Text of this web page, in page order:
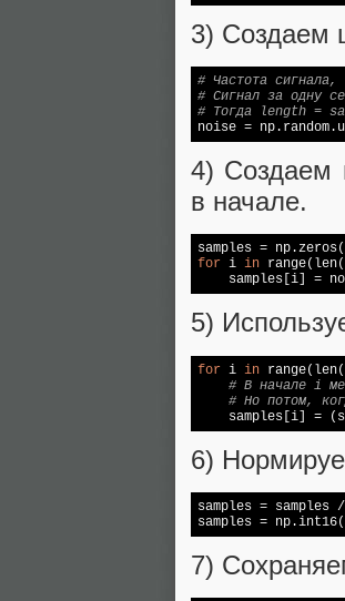
3) Создаем
# Частота
# Сигнал за одну
# Тогда length =
noise =
4) Создаем
в начале.
for i in
samples[i] =
5)
for i in
# В начале i
# Но потом,
samples[i] =
6)
samples =
samples =
7)